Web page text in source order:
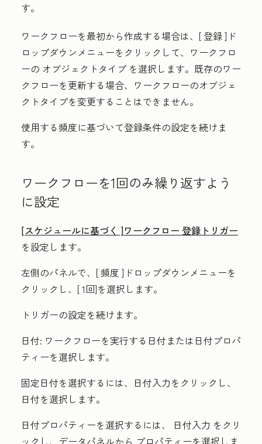
す。
ワークフローを最初から作成する場合は、[登録]ド
ロップダウンメニューをクリックして、ワークフロ
ーの オブジェクトタイプ を選択します。既存のワー
クフローを更新する場合、ワークフローのオブジェ
クトタイプを変更することはできません。
使用する頻度に基づいて登録条件の設定を続けま
す。
ワークフローを1回のみ繰り返すよう
に設定
[スケジュールに基づく ]ワークフロー 登録トリガー
を設定します。
左側のパネルで、[頻度 ]ドロップダウンメニューを
クリックし、[1回]を選択します。
トリガーの設定を続けます。
日付: ワークフローを実行する日付または日付プロパ
ティーを選択します。
固定日付を選択するには、 日付入力をクリックし、
日付を選択します。
日付プロパティーを選択するには、
日付入力 をクリ
ックし、データパネルから プロパティーを選択しま